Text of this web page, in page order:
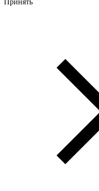
Принять